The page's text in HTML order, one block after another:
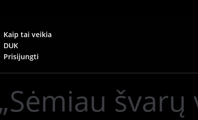
Kaip tai veikia
DUK
Prisijungti